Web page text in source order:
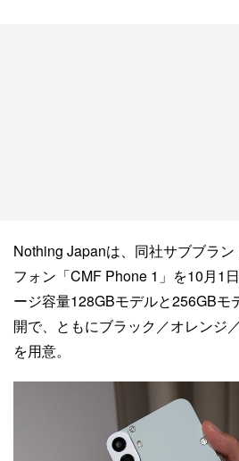
Nothing Japanは、同社サブブラ
フォン「CMF Phone 1」を10月1
ージ容量128GBモデルと256GBモ
開で、ともにブラック／オレンジ
を用意。